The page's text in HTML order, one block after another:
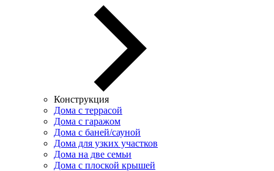
Конструкция
Дома с террасой
Дома с гаражом
Дома с баней/сауной
Дома для узких участков
Дома на две семьи
Дома с плоской крышей